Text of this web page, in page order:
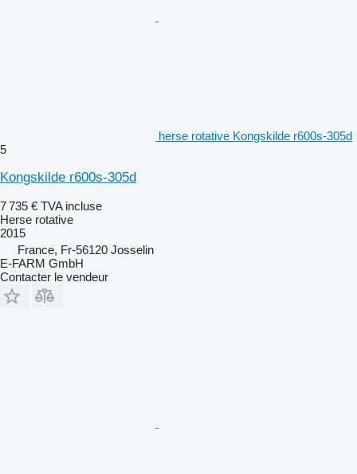
herse rotative Kongskilde r600s-305d
5
Kongskilde r600s-305d
7 735 € TVA incluse
Herse rotative
2015
France, Fr-56120 Josselin
E-FARM GmbH
Contacter le vendeur